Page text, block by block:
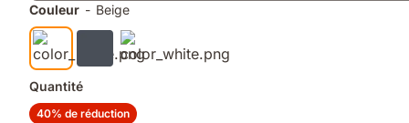
finition
mate
douce
lavage
Couleur - Beige
Quantité
40% de réduction